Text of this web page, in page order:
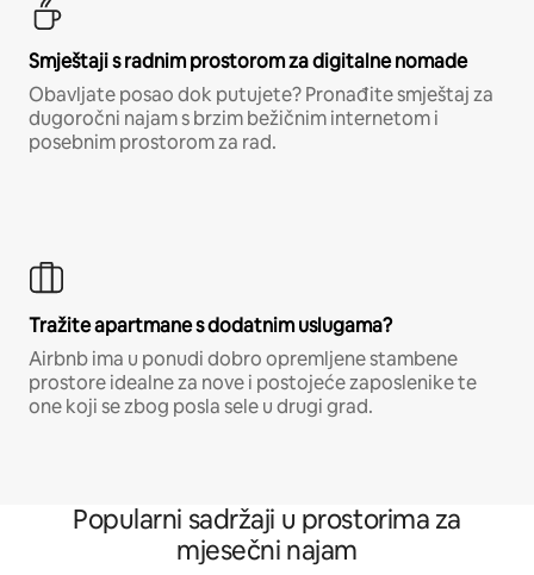
Smještaji s radnim prostorom za digitalne nomade
Obavljate posao dok putujete? Pronađite smještaj za
dugoročni najam s brzim bežičnim internetom i
posebnim prostorom za rad.
Tražite apartmane s dodatnim uslugama?
Airbnb ima u ponudi dobro opremljene stambene
prostore idealne za nove i postojeće zaposlenike te
one koji se zbog posla sele u drugi grad.
Popularni sadržaji u prostorima za
mjesečni najam